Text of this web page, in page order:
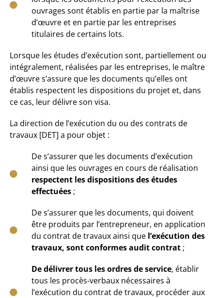
ouvrages sont établis en partie par la maîtrise
d’œuvre et en partie par les entreprises
titulaires de certains lots.
Lorsque les études d’exécution sont, partiellement ou
intégralement, réalisées par les entreprises, le maître
d’œuvre s’assure que les documents qu’elles ont
établis respectent les dispositions du projet et, dans
ce cas, leur délivre son visa.
La direction de l’exécution du ou des contrats de
travaux [DET] a pour objet :
De s’assurer que les documents d’exécution
ainsi que les ouvrages en cours de réalisation
respectent les dispositions des études
effectuées ;
De s’assurer que les documents, qui doivent
être produits par l’entrepreneur, en application
du contrat de travaux ainsi que l’exécution des
travaux, sont conformes audit contrat ;
De délivrer tous les ordres de service, établir
tous les procès-verbaux nécessaires à
l’exécution du contrat de travaux, procéder aux